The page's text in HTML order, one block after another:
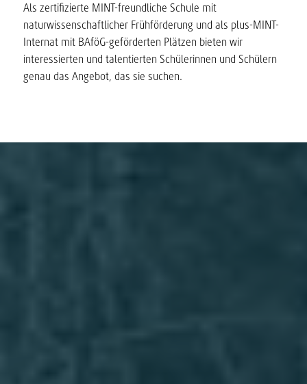
Als zertifizierte MINT-freundliche Schule mit
naturwissenschaftlicher Frühförderung und als plus-MINT-
Internat mit BAföG-geförderten Plätzen bieten wir
interessierten und talentierten Schülerinnen und Schülern
genau das Angebot, das sie suchen.